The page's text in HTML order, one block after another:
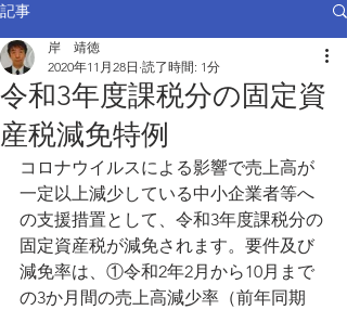
記事
令和3年度課税分の固定資
産税減免特例
岸 靖徳
2020年11月28日 読了時間: 1分
コロナウイルスによる影響で売上高が
一定以上減少している中小企業者等へ
の支援措置として、令和3年度課税分の
固定資産税が減免されます。要件及び
減免率は、①令和2年2月から10月まで
の3か月間の売上高減少率（前年同期